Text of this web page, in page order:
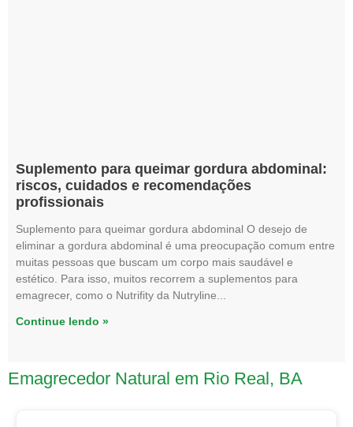
Suplemento para queimar gordura abdominal:
riscos, cuidados e recomendações
profissionais
Suplemento para queimar gordura abdominal O desejo de
eliminar a gordura abdominal é uma preocupação comum entre
muitas pessoas que buscam um corpo mais saudável e
estético. Para isso, muitos recorrem a suplementos para
emagrecer, como o Nutrifity da Nutryline
Continue lendo »
Emagrecedor Natural em Rio Real, BA